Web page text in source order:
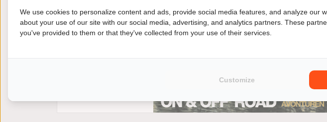
Jij wilt een andere motor kopen? Kies je voor een Kawasaki Z300 dan
Kawasaki Z300 motoroccasion eenvoudig en snel in ons ruime aanbod
We use cookies to personalize content and ads, provide social media features, and analyze our
about your use of our site with our social media, advertising, and analytics partners. These
you've provided to them or that they've collected from your use of their services.
Customize